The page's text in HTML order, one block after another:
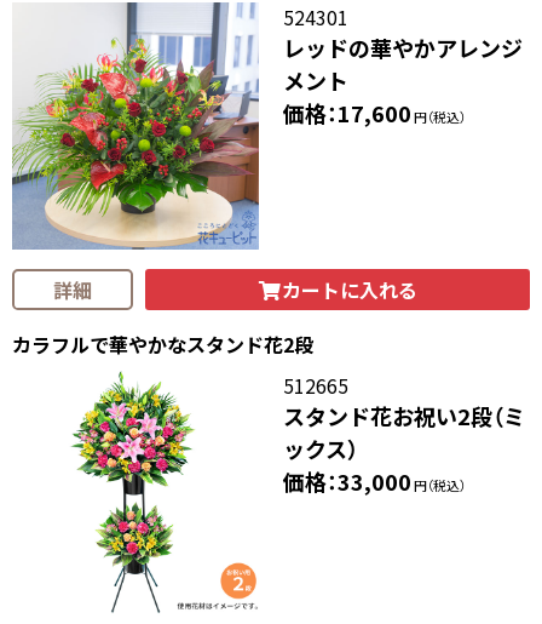
524301
レッドの華やかアレンジ
メント
価格：17,600円（税込）
詳細
カートに入れる
カラフルで華やかなスタンド花2段
512665
スタンド花お祝い2段（ミ
ックス）
価格：33,000円（税込）